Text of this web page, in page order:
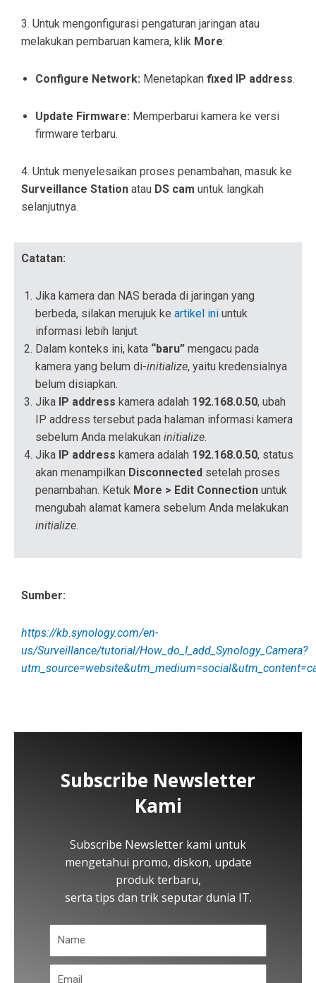
3. Untuk mengonfigurasi pengaturan jaringan atau
melakukan pembaruan kamera, klik More:
Configure Network: Menetapkan fixed IP address.
Update Firmware: Memperbarui kamera ke versi
firmware terbaru.
4. Untuk menyelesaikan proses penambahan, masuk ke
Surveillance Station atau DS cam untuk langkah
selanjutnya.
Catatan:
Jika kamera dan NAS berada di jaringan yang
berbeda, silakan merujuk ke artikel ini untuk
informasi lebih lanjut.
Dalam konteks ini, kata “baru” mengacu pada
kamera yang belum di-initialize, yaitu kredensialnya
belum disiapkan.
Jika IP address kamera adalah 192.168.0.50, ubah
IP address tersebut pada halaman informasi kamera
sebelum Anda melakukan initialize.
Jika IP address kamera adalah 192.168.0.50, status
akan menampilkan Disconnected setelah proses
penambahan. Ketuk More > Edit Connection untuk
mengubah alamat kamera sebelum Anda melakukan
initialize.
Sumber:
https://kb.synology.com/en-
us/Surveillance/tutorial/How_do_I_add_Synology_Camera?
Subscribe Newsletter
Kami
Subscribe Newsletter kami untuk
mengetahui promo, diskon, update
produk terbaru,
serta tips dan trik seputar dunia IT.